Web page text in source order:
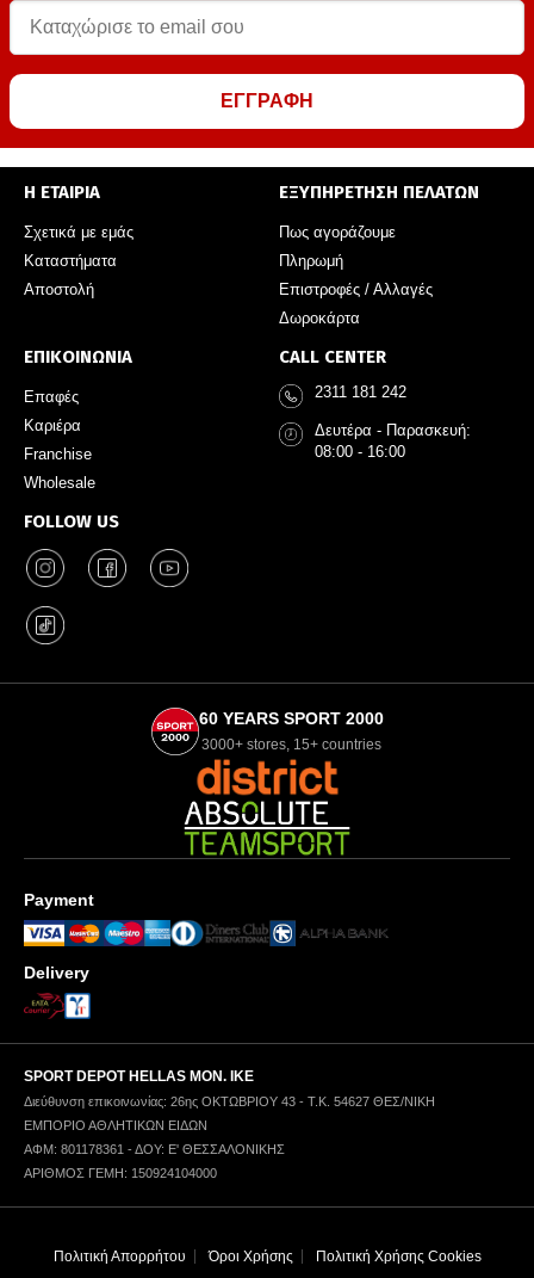
ΕΓΓΡΑΦΗ
Η ΕΤΑΙΡΙΑ
Σχετικά με εμάς
Καταστήματα
Αποστολή
ΕΞΥΠΗΡΕΤΗΣΗ ΠΕΛΑΤΩΝ
Πως αγοράζουμε
Πληρωμή
Επιστροφές / Αλλαγές
Δωροκάρτα
ΕΠΙΚΟΙΝΩΝΙΑ
Επαφές
Καριέρα
Franchise
Wholesale
FOLLOW US
CALL CENTER
2311 181 242
Δευτέρα - Παρασκευή:
08:00 - 16:00
60 YEARS SPORT 2000
3000+ stores, 15+ countries
Payment
Delivery
SPORT DEPOT HELLAS ΜΟΝ. ΙΚΕ
Διεύθυνση επικοινωνίας: 26ης ΟΚΤΩΒΡΙΟΥ 43 - Τ.Κ. 54627 ΘΕΣ/ΝΙΚΗ
ΕΜΠΟΡΙΟ ΑΘΛΗΤΙΚΩΝ ΕΙΔΩΝ
ΑΦΜ: 801178361 - ΔΟΥ: Ε' ΘΕΣΣΑΛΟΝΙΚΗΣ
ΑΡΙΘΜΟΣ ΓΕΜΗ: 150924104000
Πολιτική Απορρήτου Όροι Χρήσης Πολιτική Χρήσης Cookies